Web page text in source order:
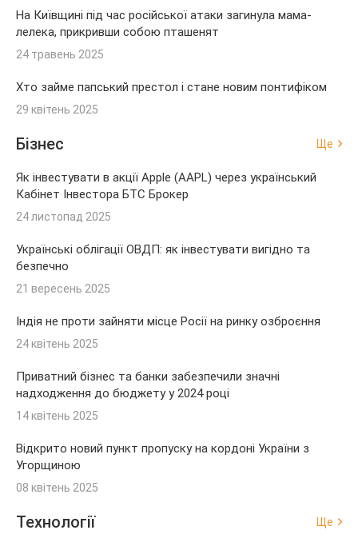
На Київщині під час російської атаки загинула мама-
лелека, прикривши собою пташенят
24 травень 2025
Хто займе папський престол і стане новим понтифіком
29 квітень 2025
Бізнес Ще
Як інвестувати в акції Apple (AAPL) через український
Кабінет Інвестора БТС Брокер
24 листопад 2025
Українські облігації ОВДП: як інвестувати вигідно та
безпечно
21 вересень 2025
Індія не проти зайняти місце Росії на ринку озброєння
24 квітень 2025
Приватний бізнес та банки забезпечили значні
надходження до бюджету у 2024 році
14 квітень 2025
Відкрито новий пункт пропуску на кордоні України з
Угорщиною
08 квітень 2025
Технології Ще